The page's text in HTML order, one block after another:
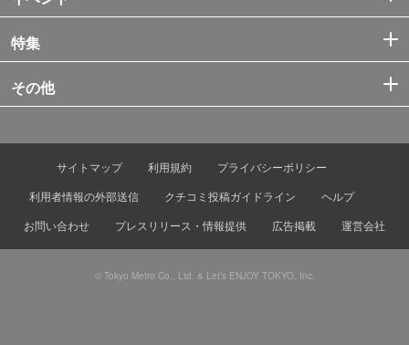
特集
その他
サイトマップ 利用規約
プライバシーポリシー
利用者情報の外部送信
クチコミ投稿ガイドライン
ヘルプ
お問い合わせ
プレスリリース・情報提供 広告掲載 運営会社
© Tokyo Metro Co., Ltd. & Let’s ENJOY TOKYO, Inc.